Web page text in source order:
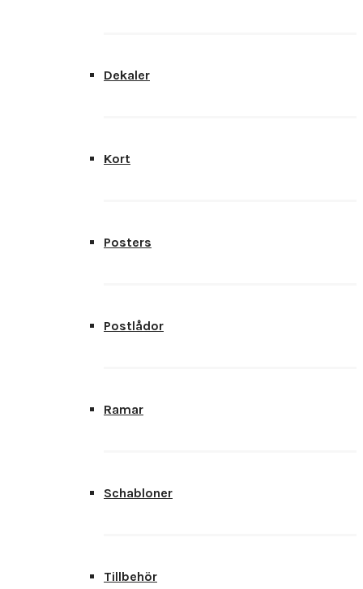
Dekaler
Kort
Posters
Postlådor
Ramar
Schabloner
Tillbehör